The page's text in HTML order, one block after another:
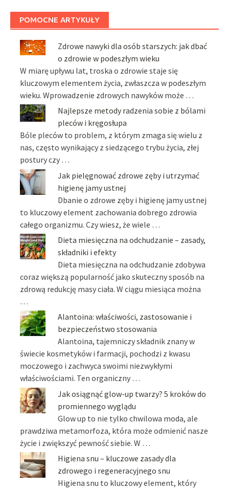
POMOCNE ARTYKUŁY
Zdrowe nawyki dla osób starszych: jak dbać
o zdrowie w podeszłym wieku
W miarę upływu lat, troska o zdrowie staje się
kluczowym elementem życia, zwłaszcza w podeszłym
wieku. Wprowadzenie zdrowych nawyków może …
Najlepsze metody radzenia sobie z bólami
pleców i kręgosłupa
Bóle pleców to problem, z którym zmaga się wielu z
nas, często wynikający z siedzącego trybu życia, złej
postury czy …
Jak pielęgnować zdrowe zęby i utrzymać
higienę jamy ustnej
Dbanie o zdrowe zęby i higienę jamy ustnej
to kluczowy element zachowania dobrego zdrowia
całego organizmu. Czy wiesz, że wiele …
Dieta miesięczna na odchudzanie – zasady,
składniki i efekty
Dieta miesięczna na odchudzanie zdobywa
coraz większą popularność jako skuteczny sposób na
zdrową redukcję masy ciała. W ciągu miesiąca można
…
Alantoina: właściwości, zastosowanie i
bezpieczeństwo stosowania
Alantoina, tajemniczy składnik znany w
świecie kosmetyków i farmacji, pochodzi z kwasu
moczowego i zachwyca swoimi niezwykłymi
właściwościami. Ten organiczny …
Jak osiągnąć glow-up twarzy? 5 kroków do
promiennego wyglądu
Glow up to nie tylko chwilowa moda, ale
prawdziwa metamorfoza, która może odmienić nasze
życie i zwiększyć pewność siebie. W …
Higiena snu – kluczowe zasady dla
zdrowego i regeneracyjnego snu
Higiena snu to kluczowy element, który